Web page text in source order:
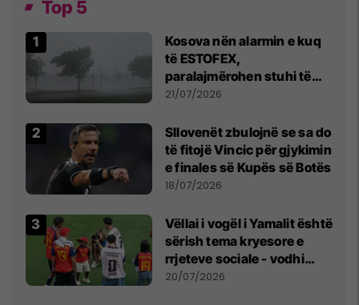
Top 5
Kosova nën alarmin e kuq
të ESTOFEX,
paralajmërohen stuhi të
fuqishme me breshër dhe
21/07/2026
Sllovenët zbulojnë se sa do
të fitojë Vincic për gjykimin
e finales së Kupës së Botës
18/07/2026
Vëllai i vogël i Yamalit është
sërish tema kryesore e
rrjeteve sociale - vodhi
vëmendjen pas finales së
20/07/2026